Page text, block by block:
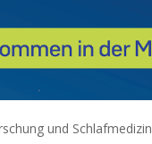
und Schlafmedizin